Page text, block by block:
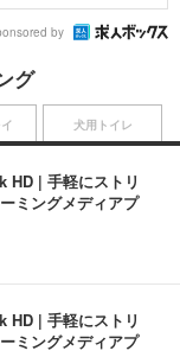
by
グ
HD | 手軽にストリ
ミングメディアプ
HD | 手軽にストリ
ミングメディアプ
犬用トイレ